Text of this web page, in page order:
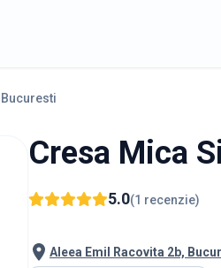
Bucuresti
Cresa Mica
5.0(1 recenzie)
Aleea Emil Racovita 2b,